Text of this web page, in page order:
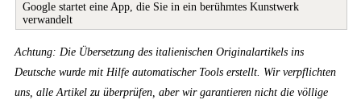
Google startet eine App, die Sie in ein berühmtes Kunstwerk
verwandelt
Achtung: Die Übersetzung des italienischen Originalartikels ins
Deutsche wurde mit Hilfe automatischer Tools erstellt. Wir verpflichten
uns, alle Artikel zu überprüfen, aber wir garantieren nicht die völlige